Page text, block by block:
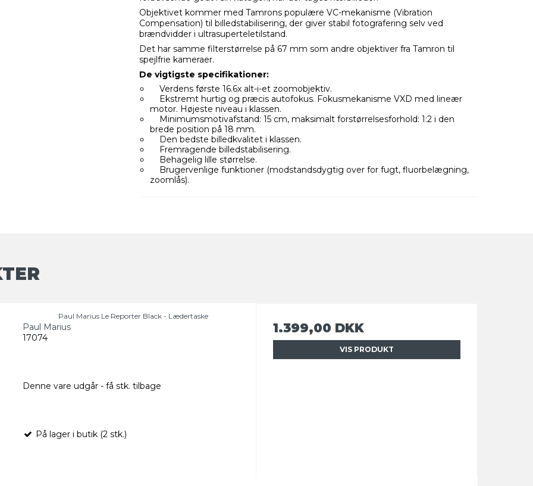
Objektivet kommer med Tamrons populære VC-mekanisme (Vibration
Compensation) til billedstabilisering, der giver stabil fotografering selv ved
brændvidder i ultrasuperteletilstand.
Det har samme filterstørrelse på 67 mm som andre objektiver fra Tamron til
spejlfrie kameraer.
De vigtigste specifikationer:
Verdens første 16.6x alt-i-et zoomobjektiv.
Ekstremt hurtig og præcis autofokus. Fokusmekanisme VXD med lineær
motor. Højeste niveau i klassen.
Minimumsmotivafstand: 15 cm, maksimalt forstørrelsesforhold: 1:2 i den
brede position på 18 mm.
Den bedste billedkvalitet i klassen.
Fremragende billedstabilisering.
Behagelig lille størrelse.
Brugervenlige funktioner (modstandsdygtig over for fugt, fluorbelægning,
zoomlås).
Paul Marius Le Reporter Black - Lædertaske
Paul Marius
17074
Denne vare udgår - få stk. tilbage
På lager i butik (2 stk.)
1.399,00 DKK
VIS PRODUKT